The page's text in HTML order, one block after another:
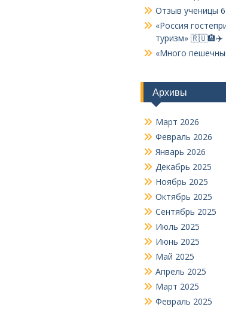
Отзыв ученицы 6
«Россия
туризм» 🇷🇺🏨✈️
«Много
Архивы
Март 2026
Февраль 2026
Январь 2026
Декабрь 2025
Ноябрь 2025
Октябрь 2025
Сентябрь 2025
Июль 2025
Июнь 2025
Май 2025
Апрель 2025
Март 2025
Февраль 2025